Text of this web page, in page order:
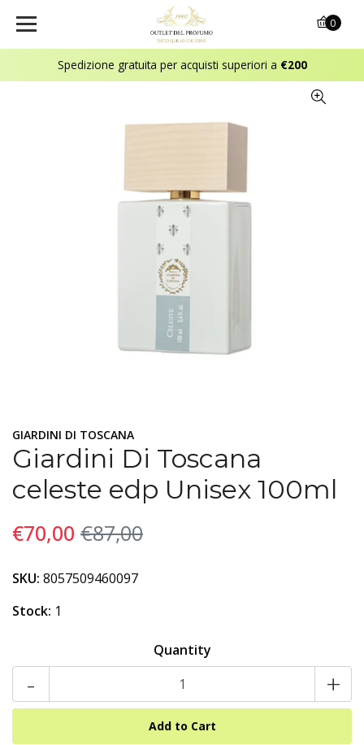
Spedizione gratuita per acquisti superiori a €200
0
GIARDINI DI TOSCANA
Giardini Di Toscana
celeste edp Unisex 100ml
€70,00 €87,00
SKU: 8057509460097
Stock: 1
Quantity
- +